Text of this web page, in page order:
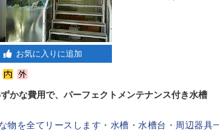
お気に入りに追加
かな費用で、パーフェクトメンテナンス付き水槽
物を全てリースします・水槽・水槽台・周辺器具